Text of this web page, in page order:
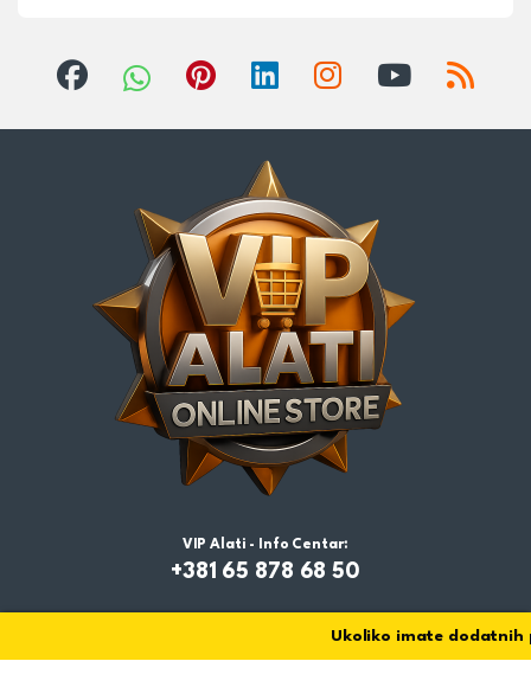
VIP Alati - Info Centar:
+381 65 878 68 50
Ukoliko imate dodatnih